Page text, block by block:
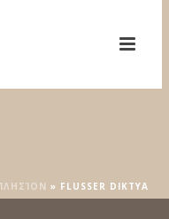
» FLUSSER DIKTYA